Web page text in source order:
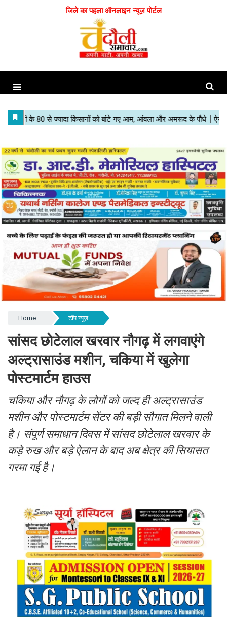
जिले का पहला ऑनलाइन न्यूज़ पोर्टल
Home टॉप न्यूज़
सांसद छोटेलाल खरवार नौगढ़ में लगवाएंगे
अल्ट्रासाउंड मशीन, चकिया में खुलेगा
पोस्टमार्टम हाउस
चकिया और नौगढ़ के लोगों को जल्द ही अल्ट्रासाउंड
मशीन और पोस्टमार्टम सेंटर की बड़ी सौगात मिलने वाली
है। संपूर्ण समाधान दिवस में सांसद छोटेलाल खरवार के
कड़े रुख और बड़े ऐलान के बाद अब क्षेत्र की सियासत
गरमा गई है।